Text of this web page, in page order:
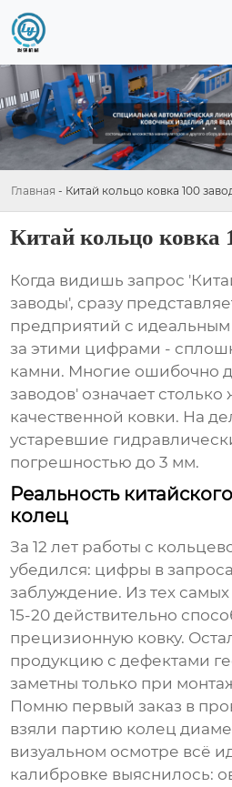
Главная - Китай кольцо ковка 100
Китай кольцо ковка
Когда видишь запрос
заводы', сразу
предприятий с
за этими цифрами -
камни. Многие ошибочно
заводов' означает
качественной ковки. На
устаревшие
погрешностью до 3 мм.
Реальность
колец
За 12 лет работы с
убедился: цифры в
заблуждение. Из тех самых
15-20 действительно
прецизионную ковку.
продукцию с дефектами
заметны только при
Помню первый заказ в
взяли партию колец
визуальном осмотре всё
калибровке выяснилось: